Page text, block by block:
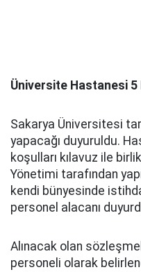
Üniversite Hastanesi 5
Sakarya Üniversitesi
yapacağı duyuruldu.
koşulları kılavuz ile
Yönetimi tarafından
kendi bünyesinde
personel alacanı
Alınacak olan
personeli olarak